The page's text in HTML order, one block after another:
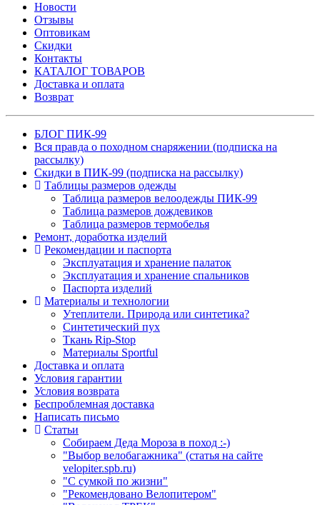
Новости
Отзывы
Оптовикам
Скидки
Контакты
КАТАЛОГ ТОВАРОВ
Доставка и оплата
Возврат
БЛОГ ПИК-99
Вся правда о походном снаряжении (подписка на
рассылку)
Скидки в ПИК-99 (подписка на рассылку)
Таблицы размеров одежды
Таблица размеров велоодежды ПИК-99
Таблица размеров дождевиков
Таблица размеров термобелья
Ремонт, доработка изделий
Рекомендации и паспорта
Эксплуатация и хранение палаток
Эксплуатация и хранение спальников
Паспорта изделий
Материалы и технологии
Утеплители. Природа или синтетика?
Синтетический пух
Ткань Rip-Stop
Материалы Sportful
Доставка и оплата
Условия гарантии
Условия возврата
Беспроблемная доставка
Написать письмо
Статьи
Собираем Деда Мороза в поход :-)
"Выбор велобагажника" (статья на сайте
velopiter.spb.ru)
"С сумкой по жизни"
"Рекомендовано Велопитером"